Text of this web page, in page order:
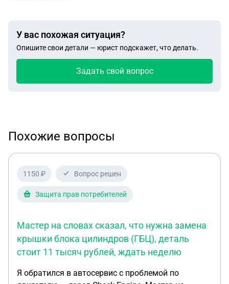
У вас похожая ситуация?
Опишите свои детали — юрист подскажет, что делать.
Задать свой вопрос
Похожие вопросы
1150 ₽ Вопрос решен
Защита прав потребителей
Мастер на словах сказал, что нужна замена
крышки блока цилиндров (ГБЦ), деталь
стоит 11 тысяч рублей, ждать неделю
Я обратился в автосервис с проблемой по